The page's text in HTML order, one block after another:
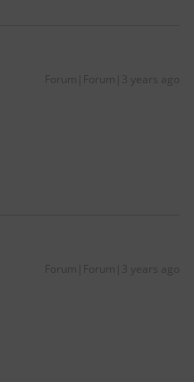
Forum|Forum|3 years ago
Forum|Forum|3 years ago